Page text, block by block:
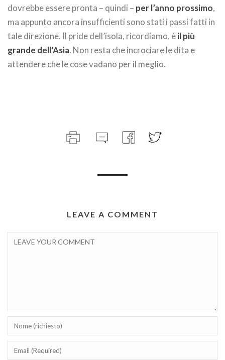
dovrebbe essere pronta – quindi – per l’anno prossimo,
ma appunto ancora insufficienti sono stati i passi fatti in
tale direzione. Il pride dell’isola, ricordiamo, èil più
grande dell’Asia. Non resta che incrociare le dita e
attendere che le cose vadano per il meglio.
LEAVE A COMMENT